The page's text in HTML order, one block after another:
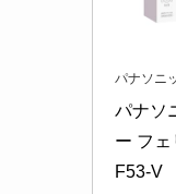
パナソニ
パナソ
ー フ
F53-V